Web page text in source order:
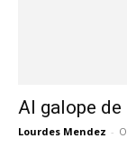
Al galope de
Lourdes Mendez -